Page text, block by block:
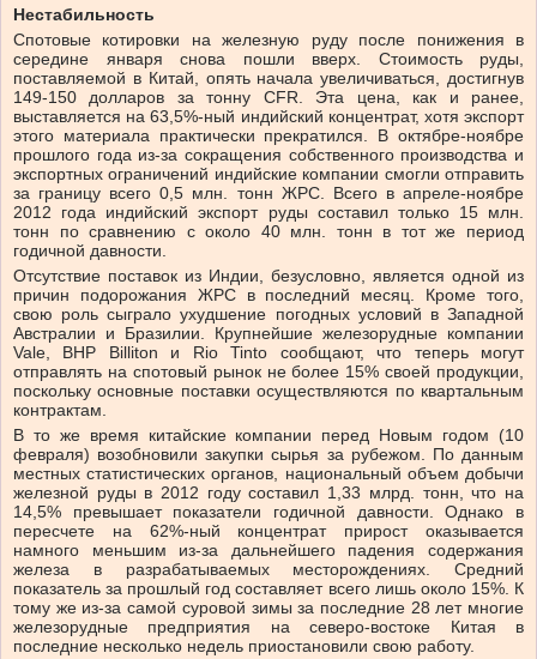
Нестабильность
Спотовые котировки на железную руду после понижения в
середине января снова пошли вверх. Стоимость руды,
поставляемой в Китай, опять начала увеличиваться, достигнув
149-150 долларов за тонну CFR. Эта цена, как и ранее,
выставляется на 63,5%-ный индийский концентрат, хотя экспорт
этого материала практически прекратился. В октябре-ноябре
прошлого года из-за сокращения собственного производства и
экспортных ограничений индийские компании смогли отправить
за границу всего 0,5 млн. тонн ЖРС. Всего в апреле-ноябре
2012 года индийский экспорт руды составил только 15 млн.
тонн по сравнению с около 40 млн. тонн в тот же период
годичной давности.
Отсутствие поставок из Индии, безусловно, является одной из
причин подорожания ЖРС в последний месяц. Кроме того,
свою роль сыграло ухудшение погодных условий в Западной
Австралии и Бразилии. Крупнейшие железорудные компании
Vale, BHP Billiton и Rio Tinto сообщают, что теперь могут
отправлять на спотовый рынок не более 15% своей продукции,
поскольку основные поставки осуществляются по квартальным
контрактам.
В то же время китайские компании перед Новым годом (10
февраля) возобновили закупки сырья за рубежом. По данным
местных статистических органов, национальный объем добычи
железной руды в 2012 году составил 1,33 млрд. тонн, что на
14,5% превышает показатели годичной давности. Однако в
пересчете на 62%-ный концентрат прирост оказывается
намного меньшим из-за дальнейшего падения содержания
железа в разрабатываемых месторождениях. Средний
показатель за прошлый год составляет всего лишь около 15%. К
тому же из-за самой суровой зимы за последние 28 лет многие
железорудные предприятия на северо-востоке Китая в
последние несколько недель приостановили свою работу.